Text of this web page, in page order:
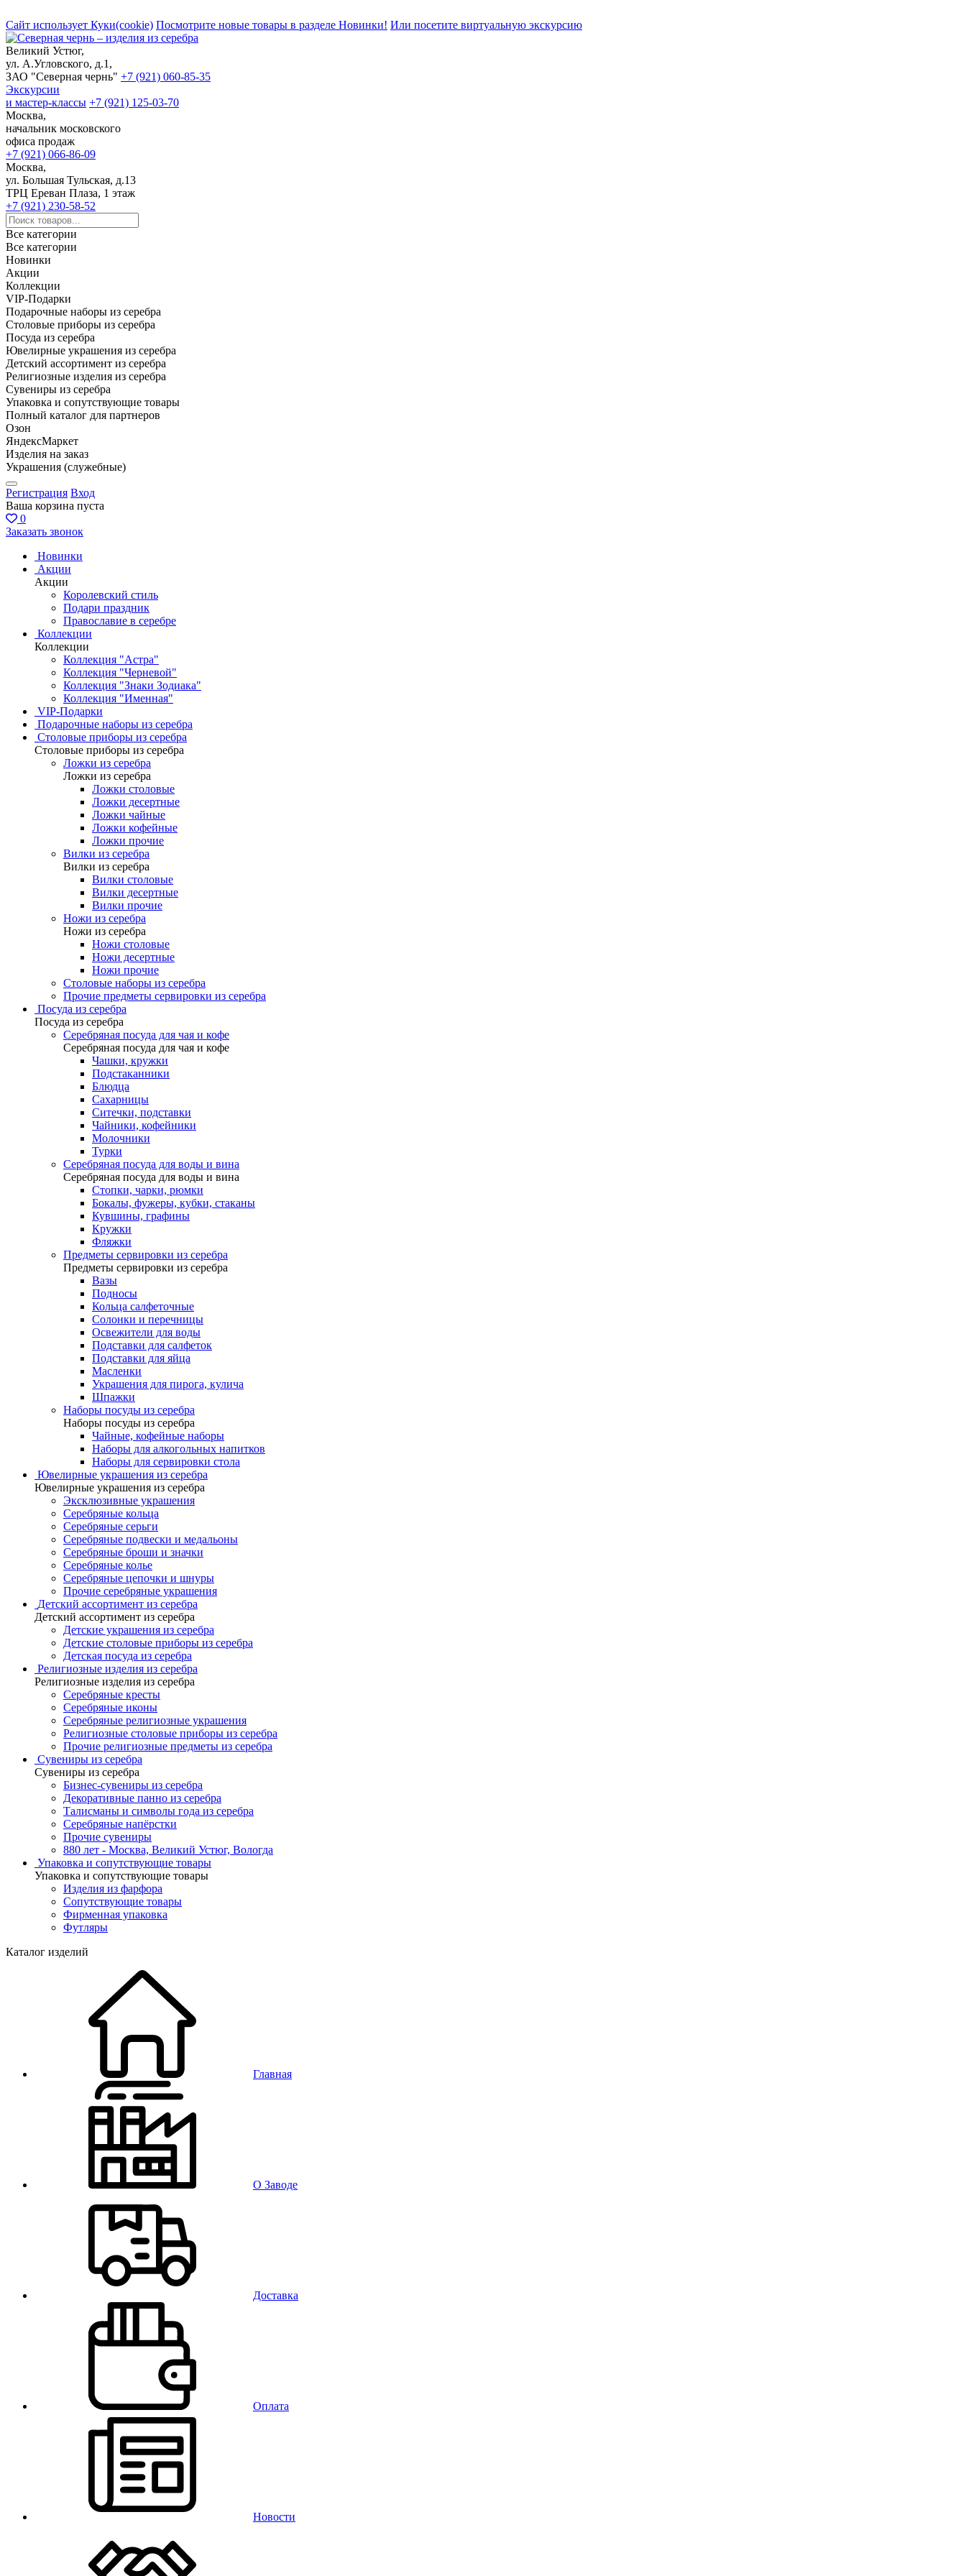
Сайт использует Куки(cookie) Посмотрите новые товары в разделе Новинки! Или посетите виртуальную экскурсию
Великий Устюг,
ул. А.Угловского, д.1,
ЗАО "Северная чернь" +7 (921) 060-85-35
Экскурсии
и мастер-классы +7 (921) 125-03-70
Москва,
начальник московского
офиса продаж
+7 (921) 066-86-09
Москва,
ул. Большая Тульская, д.13
ТРЦ Ереван Плаза, 1 этаж
+7 (921) 230-58-52
Все категории
Все категории
Новинки
Акции
Коллекции
VIP-Подарки
Подарочные наборы из серебра
Столовые приборы из серебра
Посуда из серебра
Ювелирные украшения из серебра
Детский ассортимент из серебра
Религиозные изделия из серебра
Сувениры из серебра
Упаковка и сопутствующие товары
Полный каталог для партнеров
Озон
ЯндексМаркет
Изделия на заказ
Украшения (служебные)
Регистрация Вход
Ваша корзина пуста
0
Заказать звонок
Новинки
Акции
Акции
Королевский стиль
Подари праздник
Православие в серебре
Коллекции
Коллекции
Коллекция "Астра"
Коллекция "Черневой"
Коллекция "Знаки Зодиака"
Коллекция "Именная"
VIP-Подарки
Подарочные наборы из серебра
Столовые приборы из серебра
Столовые приборы из серебра
Ложки из серебра
Ложки из серебра
Ложки столовые
Ложки десертные
Ложки чайные
Ложки кофейные
Ложки прочие
Вилки из серебра
Вилки из серебра
Вилки столовые
Вилки десертные
Вилки прочие
Ножи из серебра
Ножи из серебра
Ножи столовые
Ножи десертные
Ножи прочие
Столовые наборы из серебра
Прочие предметы сервировки из серебра
Посуда из серебра
Посуда из серебра
Серебряная посуда для чая и кофе
Серебряная посуда для чая и кофе
Чашки, кружки
Подстаканники
Блюдца
Сахарницы
Ситечки, подставки
Чайники, кофейники
Молочники
Турки
Серебряная посуда для воды и вина
Серебряная посуда для воды и вина
Стопки, чарки, рюмки
Бокалы, фужеры, кубки, стаканы
Кувшины, графины
Кружки
Фляжки
Предметы сервировки из серебра
Предметы сервировки из серебра
Вазы
Подносы
Кольца салфеточные
Солонки и перечницы
Освежители для воды
Подставки для салфеток
Подставки для яйца
Масленки
Украшения для пирога, кулича
Шпажки
Наборы посуды из серебра
Наборы посуды из серебра
Чайные, кофейные наборы
Наборы для алкогольных напитков
Наборы для сервировки стола
Ювелирные украшения из серебра
Ювелирные украшения из серебра
Эксклюзивные украшения
Серебряные кольца
Серебряные серьги
Серебряные подвески и медальоны
Серебряные броши и значки
Серебряные колье
Серебряные цепочки и шнуры
Прочие серебряные украшения
Детский ассортимент из серебра
Детский ассортимент из серебра
Детские украшения из серебра
Детские столовые приборы из серебра
Детская посуда из серебра
Религиозные изделия из серебра
Религиозные изделия из серебра
Серебряные кресты
Серебряные иконы
Серебряные религиозные украшения
Религиозные столовые приборы из серебра
Прочие религиозные предметы из серебра
Сувениры из серебра
Сувениры из серебра
Бизнес-сувениры из серебра
Декоративные панно из серебра
Талисманы и символы года из серебра
Серебряные напёрстки
Прочие сувениры
880 лет - Москва, Великий Устюг, Вологда
Упаковка и сопутствующие товары
Упаковка и сопутствующие товары
Изделия из фарфора
Сопутствующие товары
Фирменная упаковка
Футляры
Каталог изделий
Главная
О Заводе
Доставка
Оплата
Новости